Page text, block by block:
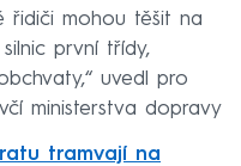
řidiči mohou těšit na
první třídy,
uvedl pro
ministerstva dopravy
tramvají na